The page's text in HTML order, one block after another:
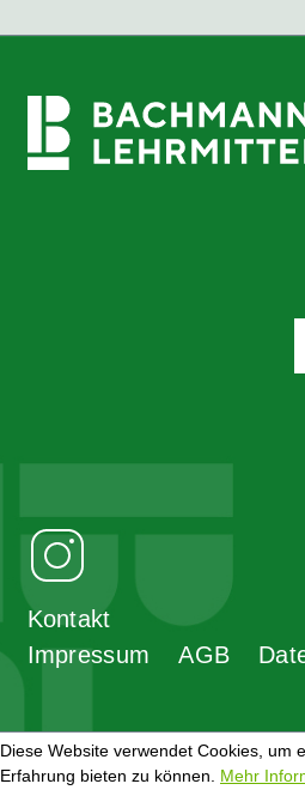
Kontakt
Impressum
AGB
Diese Website verwendet Cookies, um
Erfahrung bieten zu können. Mehr